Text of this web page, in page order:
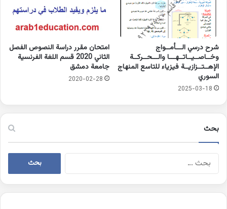
شرح درسي الـــأمــواج
وخــاصــيــاتــهـــا والـــحــركــة
الإهــتــزازيــة فيزياء للتاسع المنهاج
السوري
2025-03-18
امتحان مقرر دراسة النصوص الفصل
الثاني 2020 قسم اللغة الفرنسية
جامعة دمشق
2020-02-28
بحث
البحث